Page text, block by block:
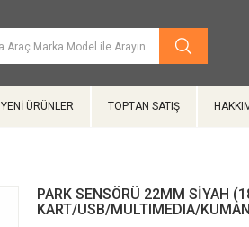
YENİ ÜRÜNLER TOPTAN SATIŞ
PARK SENSÖRÜ 22MM SİYAH
KART/USB/MULTIMEDIA/